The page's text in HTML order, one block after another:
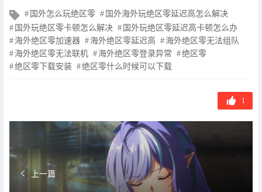
文
章
标
签
国外怎么玩绝区零
国外海外玩绝区零延迟高怎么解决
国外玩绝区零卡顿怎么解决
国外玩绝区零延迟高卡顿怎么办
海外绝区零加速器
海外绝区零延迟高
海外绝区零无法组队
海外绝区零无法联机
海外绝区零登录异常
绝区零
绝区零下载安装
绝区零什么时候可以下载
1
上一篇